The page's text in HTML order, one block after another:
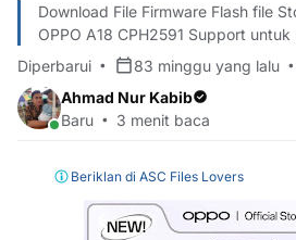
Download File Firmware Flash file
OPPO A18 CPH2591 Support
Diperbarui
83 minggu yang lalu
Ahmad Nur Kabib
Baru
3 menit baca
Beriklan di ASC Files Lovers